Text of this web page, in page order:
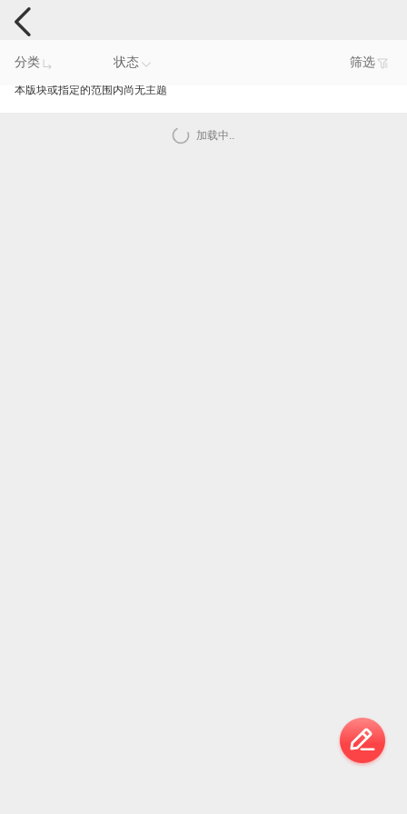
手机反馈
分类 状态 筛选
本版块或指定的范围内尚无主题
加载中..